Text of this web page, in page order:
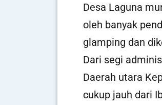
Desa Laguna
oleh banyak
glamping dan
Dari segi
Daerah utara
cukup jauh dari